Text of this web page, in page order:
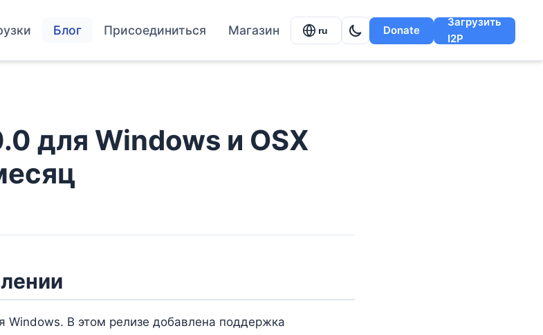
Блог Присоединиться Магазин ru Donate
Загрузить
I2P
для Windows и OSX
Windows. В этом релизе добавлена поддержка